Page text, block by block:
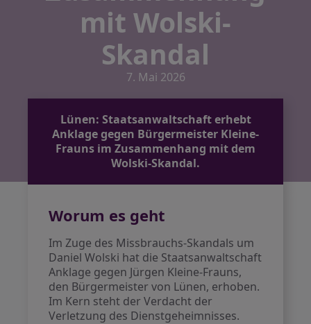
mit Wolski-
Skandal
7. Mai 2026
Lünen: Staatsanwaltschaft erhebt
Anklage gegen Bürgermeister Kleine-
Frauns im Zusammenhang mit dem
Wolski-Skandal.
Worum es geht
Im Zuge des Missbrauchs-Skandals um
Daniel Wolski hat die Staatsanwaltschaft
Anklage gegen Jürgen Kleine-Frauns,
den Bürgermeister von Lünen, erhoben.
Im Kern steht der Verdacht der
Verletzung des Dienstgeheimnisses.